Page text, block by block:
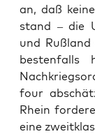
an, daß
stand – die
und
bes­ten­falls
four
Rhein
eine